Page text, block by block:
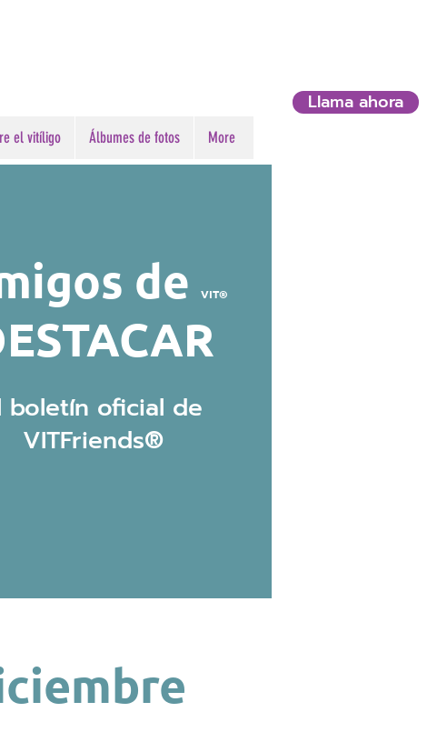
Llama ahora
el vitíligo Álbumes de fotos More
de VIT®
boletín oficial de
VITFriends®